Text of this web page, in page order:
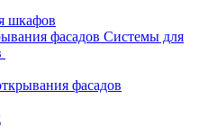
шкафов
Системы для
фасадов